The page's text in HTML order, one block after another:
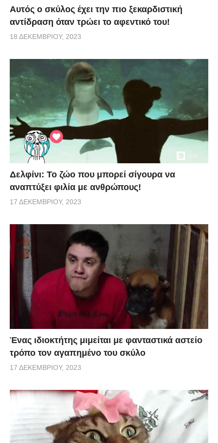
Αυτός ο σκύλος έχει την πιο ξεκαρδιστική
αντίδραση όταν τρώει το αφεντικό του!
18 ΔΕΚΕΜΒΡΊΟΥ, 2023
Δελφίνι: Το ζώο που μπορεί σίγουρα να
αναπτύξει φιλία με ανθρώπους!
17 ΔΕΚΕΜΒΡΊΟΥ, 2023
Ένας ιδιοκτήτης μιμείται με φανταστικά αστείο
τρόπο τον αγαπημένο του σκύλο
17 ΔΕΚΕΜΒΡΊΟΥ, 2023